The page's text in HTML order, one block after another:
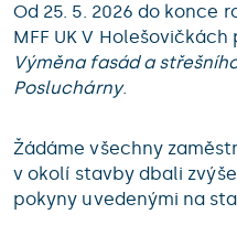
Od 25. 5. 2026 do konce
MFF UK V
Výměna fasád a
Posluchárny.
Žádáme všechny
v okolí stavby dbali
pokyny uvedenými na